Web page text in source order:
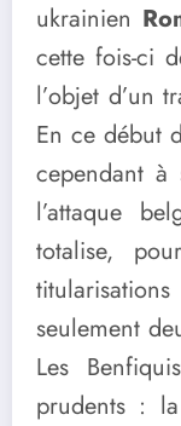
ukrainien
cette fois-ci
l’objet d’un
En ce début
cependant
l’attaque
totalise,
seulement
Les
prudents :